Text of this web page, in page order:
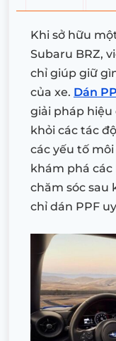
Khi sở hữu
Subaru BRZ,
chỉ giúp giữ
của xe. Dán
giải pháp hiệu
khỏi các tác
các yếu tố
khám phá các
chăm sóc sau
chỉ dán PPF